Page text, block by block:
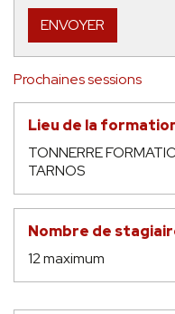
Prochaines sessions
Lieu de la
TONNERRE
TARNOS
Nombre de
12 maximum